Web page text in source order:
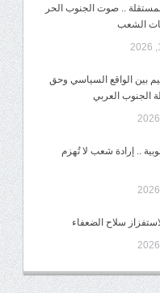
.. صوت الجنوب الحر
الشعب
بين الواقع السياسي وحق
الجنوب العربي
.. إرادة شعب لا تُهزم
سلاح الضعفاء